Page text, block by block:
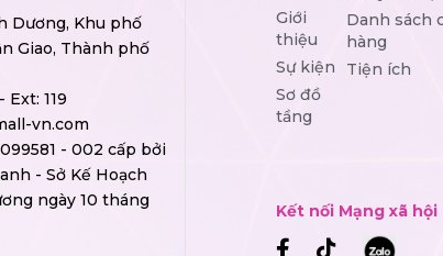
Dương, Khu phố
Giao, Thành phố
Ext: 119
vn.com
- 002 cấp bởi
- Sở Kế Hoạch
ngày 10 tháng
Giới
thiệu
Sự kiện
Sơ đồ
tầng
Danh sách
hàng
Tiện ích
Kết nối Mạng xã hội